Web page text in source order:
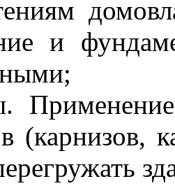
и
(карнизов,